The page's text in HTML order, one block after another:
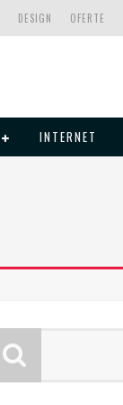
OFERTE
DESIGN
INTERNET